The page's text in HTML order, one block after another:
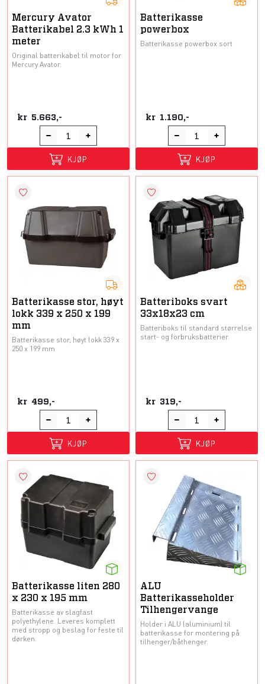
Mercury Avator
Batterikabel 2.3 kWh 1
meter
Original batterikabel til motor for
Mercury Avator.
kr 5.663,-
KJØP
Batterikasse
powerbox
Batterikasse powerbox sort
kr 1.190,-
KJØP
Batterikasse stor, høyt
lokk 339 x 250 x 199
mm
Batterikasse stor, høyt lokk 339 x
250 x 199 mm
kr 499,-
KJØP
Batteriboks svart
33x18x23 cm
Batteriboks til standard størrelse
start- og forbruksbatterier.
kr 319,-
KJØP
Batterikasse liten 280
x 230 x 195 mm
Batterikasse av slagfast
polyethylene. Leveres komplett
med stropp og beslag for feste til
dørken.
ALU
Batterikasseholder
Tilhengervange
Holder i ALU (aluminium) til
batterikasse for montering på
tilhenger/båthenger.